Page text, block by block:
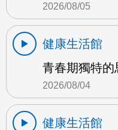
2026/08/05
健康生活館
青春期獨特的
2026/08/04
健康生活館